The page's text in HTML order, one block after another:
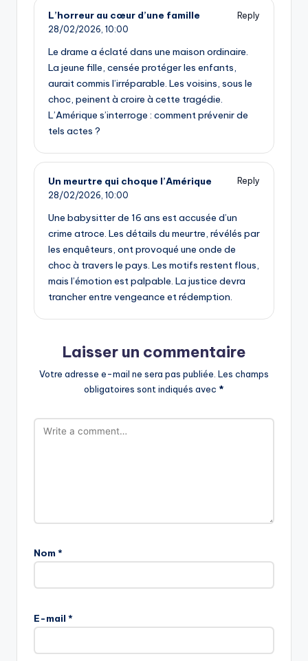
L’horreur au cœur d’une famille
Reply
28/02/2026, 10:00
Le drame a éclaté dans une maison ordinaire.
La jeune fille, censée protéger les enfants,
aurait commis l’irréparable. Les voisins, sous le
choc, peinent à croire à cette tragédie.
L’Amérique s’interroge : comment prévenir de
tels actes ?
Un meurtre qui choque l’Amérique
Reply
28/02/2026, 10:00
Une babysitter de 16 ans est accusée d’un
crime atroce. Les détails du meurtre, révélés par
les enquêteurs, ont provoqué une onde de
choc à travers le pays. Les motifs restent flous,
mais l’émotion est palpable. La justice devra
trancher entre vengeance et rédemption.
Laisser un commentaire
Votre adresse e-mail ne sera pas publiée. Les champs
obligatoires sont indiqués avec *
Nom *
E-mail *